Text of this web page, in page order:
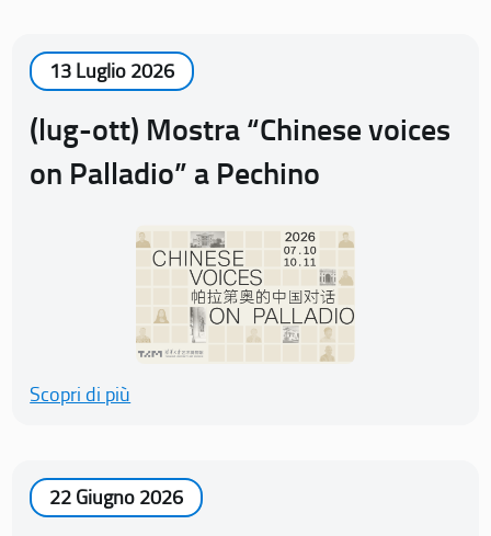
13 Luglio 2026
(lug-ott) Mostra “Chinese voices
on Palladio” a Pechino
Scopri di più
22 Giugno 2026